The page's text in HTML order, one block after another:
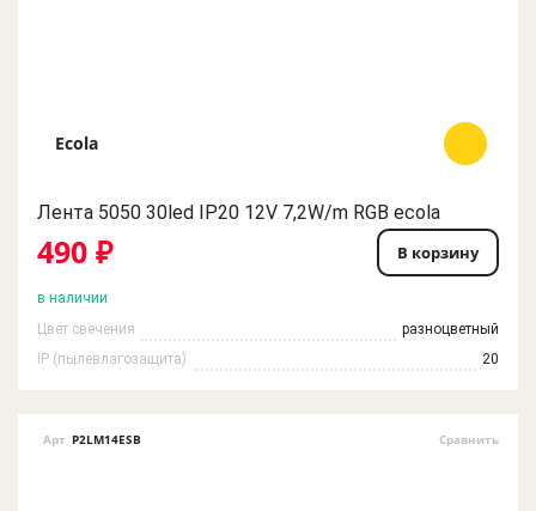
Ecola
Лента 5050 30led IP20 12V 7,2W/m RGB ecola
490 ₽ В корзину
в наличии
Цвет свечения
разноцветный
IP (пылевлагозащита)
20
Арт P2LM14ESB Сравнить